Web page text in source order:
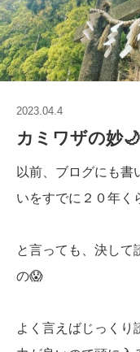
2023.04.4
カミワザの妙
以前、ブログにも書
いをすでに２０年く
と言っても、決して
の😱
よく言えばじっくり